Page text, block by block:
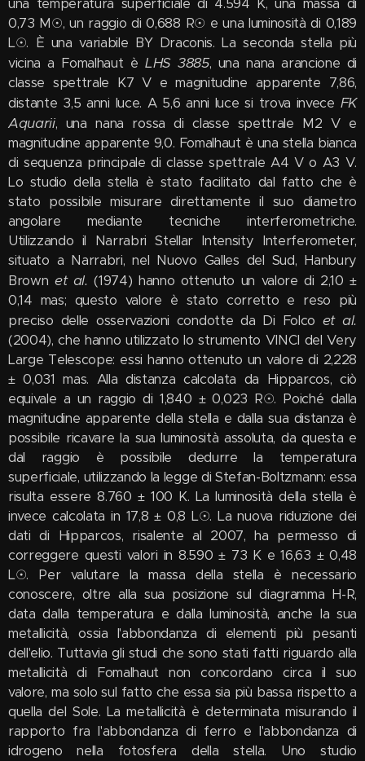
una temperatura superficiale di 4.594 K, una massa di
0,73 M☉, un raggio di 0,688 R☉ e una luminosità di 0,189
L☉. È una variabile BY Draconis. La seconda stella più
vicina a Fomalhaut è LHS 3885, una nana arancione di
classe spettrale K7 V e magnitudine apparente 7,86,
distante 3,5 anni luce. A 5,6 anni luce si trova invece FK
Aquarii, una nana rossa di classe spettrale M2 V e
magnitudine apparente 9,0. Fomalhaut è una stella bianca
di sequenza principale di classe spettrale A4 V o A3 V.
Lo studio della stella è stato facilitato dal fatto che è
stato possibile misurare direttamente il suo diametro
angolare mediante tecniche interferometriche.
Utilizzando il Narrabri Stellar Intensity Interferometer,
situato a Narrabri, nel Nuovo Galles del Sud, Hanbury
Brown et al. (1974) hanno ottenuto un valore di 2,10 ±
0,14 mas; questo valore è stato corretto e reso più
preciso delle osservazioni condotte da Di Folco et al.
(2004), che hanno utilizzato lo strumento VINCI del Very
Large Telescope: essi hanno ottenuto un valore di 2,228
± 0,031 mas. Alla distanza calcolata da Hipparcos, ciò
equivale a un raggio di 1,840 ± 0,023 R☉. Poiché dalla
magnitudine apparente della stella e dalla sua distanza è
possibile ricavare la sua luminosità assoluta, da questa e
dal raggio è possibile dedurre la temperatura
superficiale, utilizzando la legge di Stefan-Boltzmann: essa
risulta essere 8.760 ± 100 K. La luminosità della stella è
invece calcolata in 17,8 ± 0,8 L☉. La nuova riduzione dei
dati di Hipparcos, risalente al 2007, ha permesso di
correggere questi valori in 8.590 ± 73 K e 16,63 ± 0,48
L☉. Per valutare la massa della stella è necessario
conoscere, oltre alla sua posizione sul diagramma H-R,
data dalla temperatura e dalla luminosità, anche la sua
metallicità, ossia l'abbondanza di elementi più pesanti
dell'elio. Tuttavia gli studi che sono stati fatti riguardo alla
metallicità di Fomalhaut non concordano circa il suo
valore, ma solo sul fatto che essa sia più bassa rispetto a
quella del Sole. La metallicità è determinata misurando il
rapporto fra l'abbondanza di ferro e l'abbondanza di
idrogeno nella fotosfera della stella. Uno studio